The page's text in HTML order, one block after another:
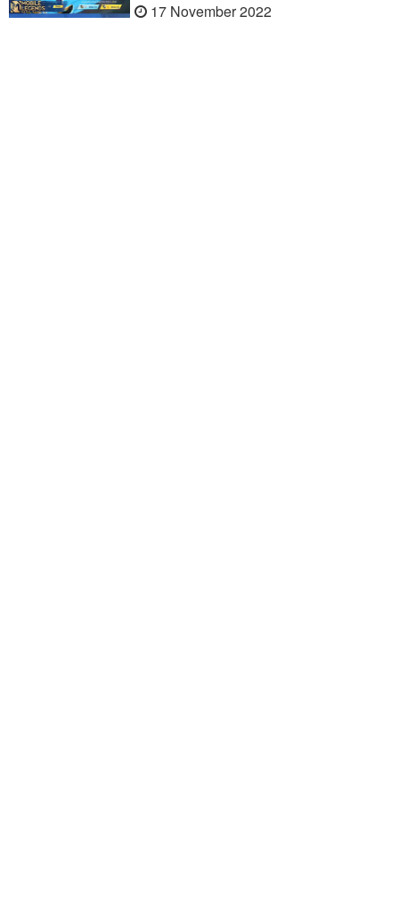
17 November 2022